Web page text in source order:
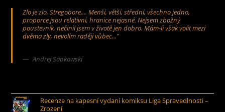
Zlo je zlo, Stregobore,... Menší, větší, střední, všechno jedno,
proporce jsou relativní, hranice nejasné. Nejsem zbožný
poustevník, nečinil jsem v životě jen dobro. Mám-li však volit mezi
dvěma zly, nevolím raději vůbec..."
Andrej Sapkowski
Recenze na kapesní vydaní komiksu Liga Spravedlnosti –
Zrození